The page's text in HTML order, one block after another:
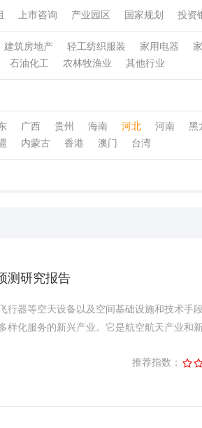
上市咨询 产业园区 国家规划 投资
建筑房地产 轻工纺织服装 家用电器
石油化工 农林牧渔业 其他行业
广西 贵州 海南 河北 河南 黑
内蒙古 香港 澳门 台湾
测研究报告
行器等空天设备以及空间基础设施和技术手
样化服务的新兴产业。它是航空航天产业和
推荐指数：